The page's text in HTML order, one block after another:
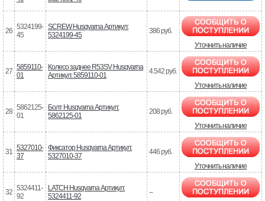
26 5324199-
45
SCREW Husqvarna Артикул:
5324199-45
386 руб.
Уточнить наличие
27 5859110-
01
Колесо заднее R53SV Husqvarna
Артикул: 5859110-01
4.542 руб.
Уточнить наличие
28 5862125-
01
Болт Husqvarna Артикул:
5862125-01
208 руб.
Уточнить наличие
31
5327010-
37
Фиксатор Husqvarna Артикул:
5327010-37
446 руб.
Уточнить наличие
32 5324411-
92
LATCH Husqvarna Артикул:
5324411-92
–